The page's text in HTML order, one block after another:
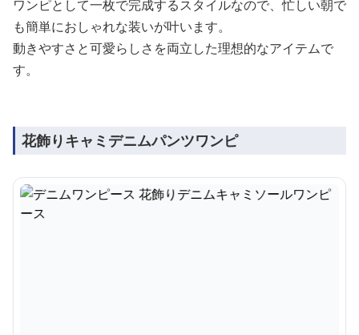
ワンピとして一枚で完成するスタイルなので、忙しい朝で
も簡単におしゃれな装いが叶います。
動きやすさと可愛らしさを両立した理想的なアイテムで
す。
花飾りキャミデニムパンツワンピ